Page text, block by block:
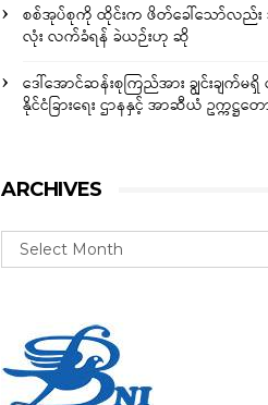
စစ်အုပ်စုကို ထိုင်းက ဖိတ်ခေါ်သော်လည်
လုံး လက်ခံရန် ခဲယဉ်းဟု ဆို
ဒေါ်အောင်ဆန်းစုကြည်အား ချွင်းချက်မ
နိုင်ငံခြားရေး ဌာနနှင့် အာဆီယံ ဥက္ကဋ္ဌတ
ARCHIVES